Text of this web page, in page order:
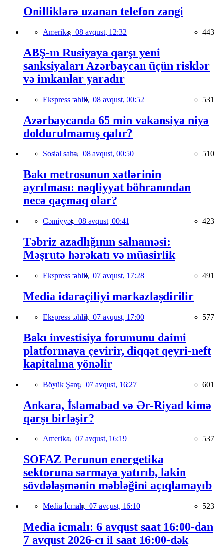
Onilliklərə uzanan telefon zəngi
Amerika, 08 avqust, 12:32 443
ABŞ-ın Rusiyaya qarşı yeni
sanksiyaları Azərbaycan üçün risklər
və imkanlar yaradır
Ekspress təhlil, 08 avqust, 00:52 531
Azərbaycanda 65 min vakansiya niyə
doldurulmamış qalır?
Sosial sahə, 08 avqust, 00:50 510
Bakı metrosunun xətlərinin
ayrılması: nəqliyyat böhranından
necə qaçmaq olar?
Cəmiyyət, 08 avqust, 00:41 423
Təbriz azadlığının salnaməsi:
Məşrutə hərəkatı və müasirlik
Ekspress təhlil, 07 avqust, 17:28 491
Media idarəçiliyi mərkəzləşdirilir
Ekspress təhlil, 07 avqust, 17:00 577
Bakı investisiya forumunu daimi
platformaya çevirir, diqqət qeyri-neft
kapitalına yönəlir
Böyük Şərq, 07 avqust, 16:27 601
Ankara, İslamabad və Ər-Riyad kimə
qarşı birləşir?
Amerika, 07 avqust, 16:19 537
SOFAZ Perunun energetika
sektoruna sərmayə yatırıb, lakin
sövdələşmənin məbləğini açıqlamayıb
Media İcmalı, 07 avqust, 16:10 523
Media icmalı: 6 avqust saat 16:00-dan
7 avqust 2026-cı il saat 16:00-dək